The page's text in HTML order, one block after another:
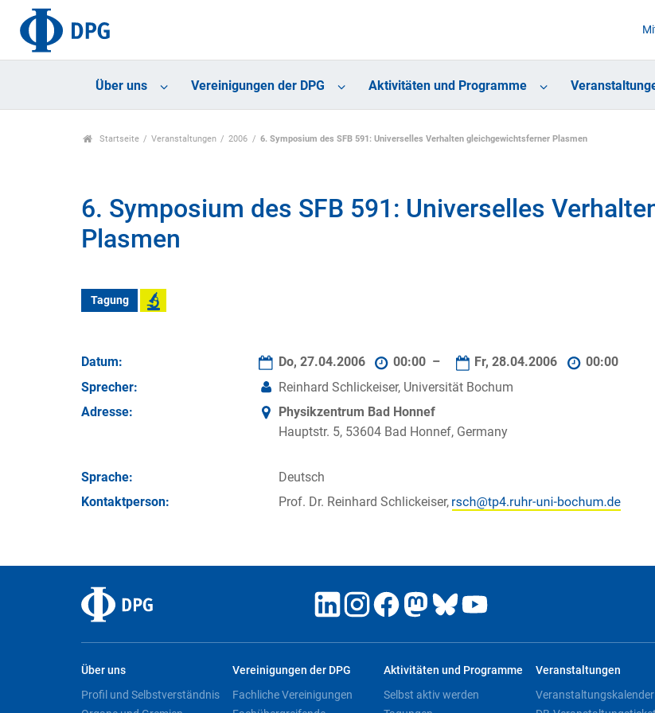
Über uns Vereinigungen der DPG Aktivitäten und Programme
Startseite Veranstaltungen 2006 6. Symposium des SFB 591: Universelles Verhalten gleichgewichtsferner Plasmen
6. Symposium des SFB 591: Universelles
Plasmen
Tagung
Datum: Do, 27.04.2006 00:00 – Fr, 28.04.2006
00:00
Sprecher:
Reinhard Schlickeiser, Universität Bochum
Adresse:
Physikzentrum Bad Honnef
Hauptstr. 5, 53604 Bad Honnef, Germany
Sprache:
Deutsch
Kontakt­person:
Prof. Dr. Reinhard Schlickeiser,
Über uns
Profil und Selbstverständnis
Vereinigungen der DPG
Fachliche Vereinigungen
Aktivitäten und Programme
Selbst aktiv werden
Veranstaltungen
Veranstaltungskalender